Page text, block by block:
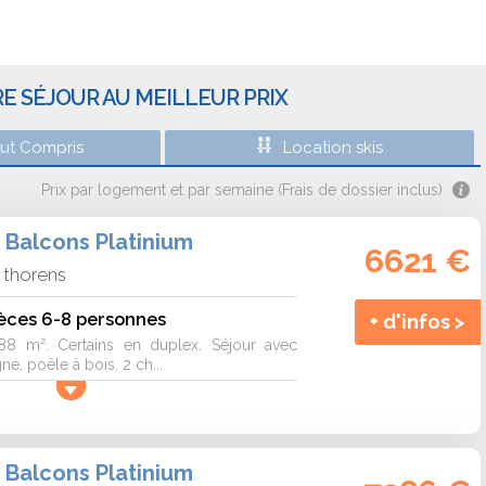
SÉJOUR AU MEILLEUR PRIX
Compris Location skis
Prix par logement et par semaine (Frais de dossier inclus)
Platinium
thorens
6-8 personnes
m². Certains en duplex. Séjour avec
poêle à bois. 2 ch...
6621 €
+ d'infos >
Platinium